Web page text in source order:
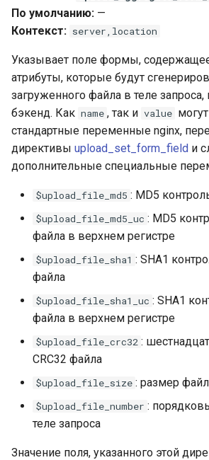
stats
string
t1k
tarantool
timer
txid
upload
upstream-healthcheck
По умолчанию: —
Контекст: server,location
Указывает поле формы,
атрибуты, которые будут
загруженного файла в теле запроса,
бэкенд. Как name , так и value
стандартные переменные nginx,
директивы upload_set_form_field и
дополнительные специальные
$upload_file_md5 : MD5
$upload_file_md5_uc : MD5
файла в верхнем регистре
$upload_file_sha1 : SHA1
файла
$upload_file_sha1_uc : SHA1
файла в верхнем регистре
$upload_file_crc32 :
CRC32 файла
$upload_file_size : размер
$upload_file_number :
теле запроса
Значение поля, указанного этой